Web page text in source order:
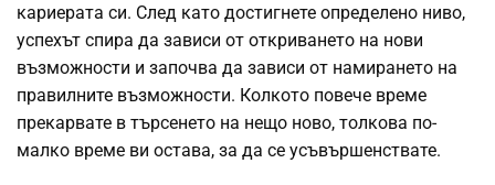
кариерата си. След като достигнете определено ниво,
успехът спира да зависи от откриването на нови
възможности и започва да зависи от намирането на
правилните възможности. Колкото повече време
прекарвате в търсенето на нещо ново, толкова по-
малко време ви остава, за да се усъвършенствате.